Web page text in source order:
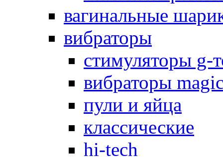
вагинальные
вибраторы
стимуляторы g-
вибраторы
пули и яйца
классические
hi-tech